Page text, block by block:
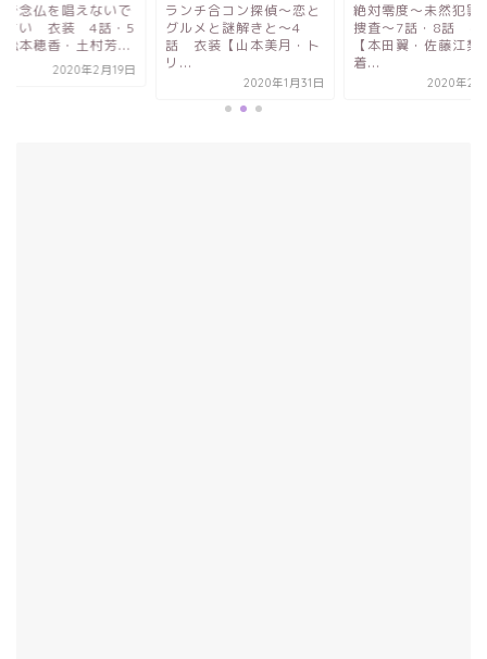
チ合コン探偵～恋と
メと謎解きと～4
装【山本美月・ト
絶対零度～未然犯罪潜入
捜査～7話・8話 衣装
【本田翼・佐藤江梨子
着...
2020年2月25日
病室で念仏を唱えな
ください 衣装 4
話【松本穂香・土村